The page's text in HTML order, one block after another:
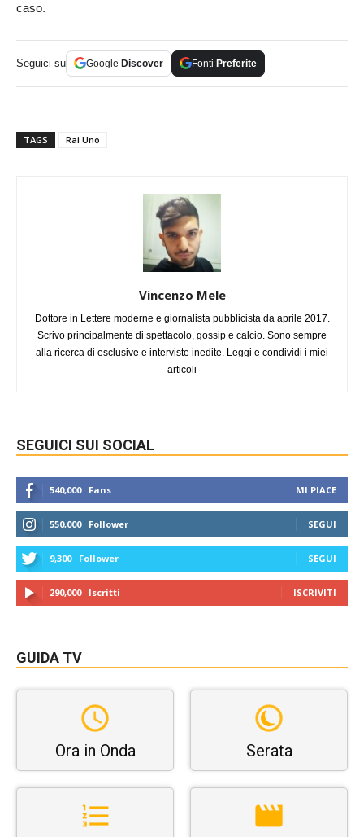
caso.
Seguici su Google Discover Fonti Preferite
TAGS Rai Uno
Vincenzo Mele
Dottore in Lettere moderne e giornalista pubblicista da aprile 2017.
Scrivo principalmente di spettacolo, gossip e calcio. Sono sempre
alla ricerca di esclusive e interviste inedite. Leggi e condividi i miei
articoli
SEGUICI SUI SOCIAL
540,000 Fans MI PIACE
550,000 Follower SEGUI
9,300 Follower SEGUI
290,000 Iscritti ISCRIVITI
GUIDA TV
Ora in Onda Serata